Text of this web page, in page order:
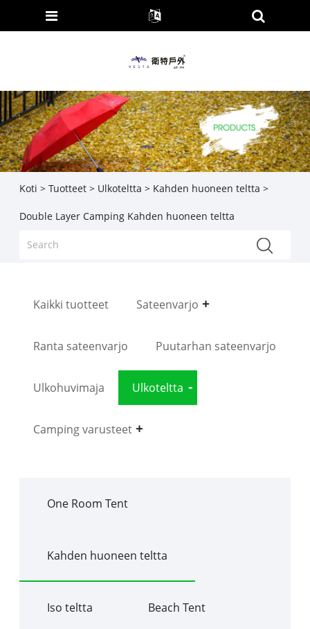
Koti > Tuotteet> Ulkoteltta > Kahden huoneen teltta >
Double Layer Camping Kahden huoneen teltta
Kaikki tuotteet Sateenvarjo
Ranta sateenvarjo Puutarhan sateenvarjo
Ulkohuvimaja Ulkoteltta
Camping varusteet
One Room Tent
Kahden huoneen teltta
Iso teltta Beach Tent